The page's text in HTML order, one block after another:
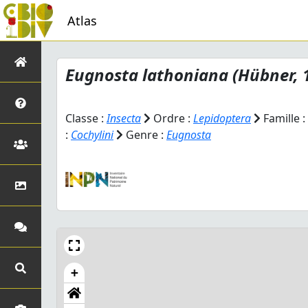
Atlas
Eugnosta lathoniana(Hübner,
Classe :Insecta Ordre : Lepidoptera
Famille :
: Cochylini Genre : Eugnosta
+